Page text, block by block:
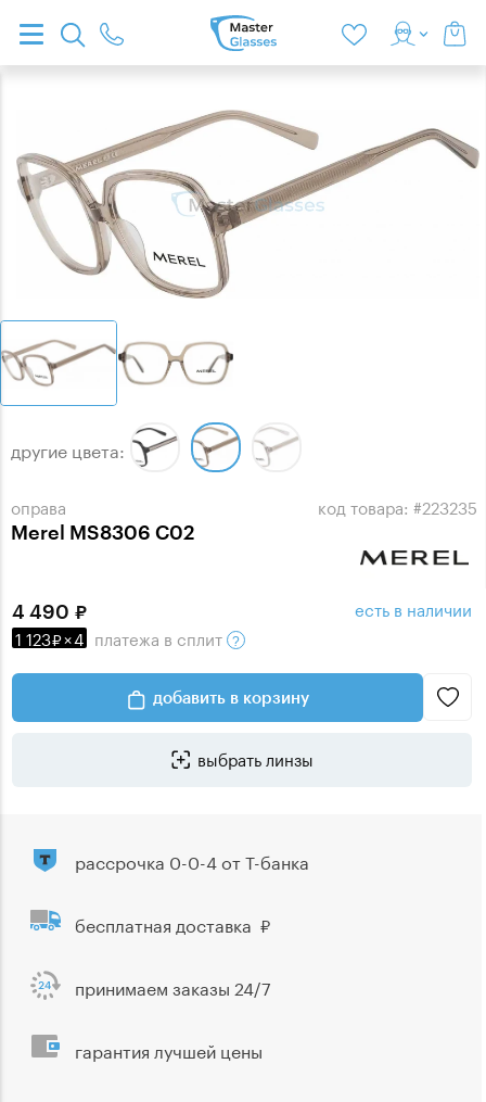
оправа
Merel MS8306 C02
код товара: #223235
другие цвета:
4 490
1 123 ×4 платежа в сплит
есть в наличии
добавить в корзину
выбрать линзы
рассрочка 0-0-4 от Т-банка
бесплатная доставка
принимаем заказы 24/7
гарантия лучшей цены